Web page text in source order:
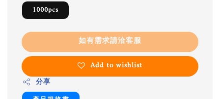
1000pcs
如有需求請洽客服
Add to wishlist
分享